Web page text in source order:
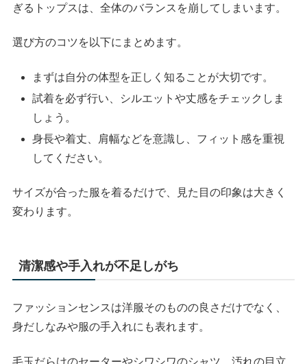
ぎるトップスは、全体のバランスを崩してしまいます。
選び方のコツを以下にまとめます。
まずは自分の体型を正しく知ることが大切です。
試着を必ず行い、シルエットや丈感をチェックしま
しょう。
身長や着丈、肩幅などを意識し、フィット感を重視
してください。
サイズが合った服を着るだけで、見た目の印象は大きく
変わります。
清潔感や手入れが不足しがち
ファッションセンスは洋服そのものの良さだけでなく、
身だしなみや服の手入れにも表れます。
毛玉だらけのセーターやシワシワのシャツ、汚れの目立